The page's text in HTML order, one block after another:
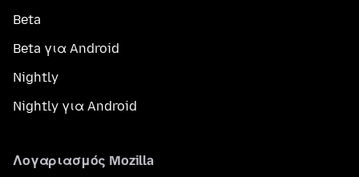
Beta
Beta για Android
Nightly
Nightly για Android
Λογαριασμός Mozilla